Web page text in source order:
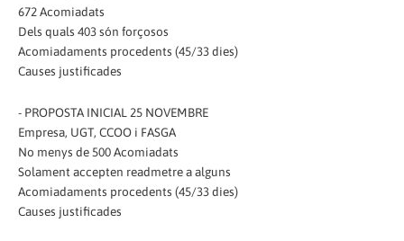
672 Acomiadats
Dels quals 403 són forçosos
Acomiadaments procedents (45/33 dies)
Causes justificades
- PROPOSTA INICIAL 25 NOVEMBRE
Empresa, UGT, CCOO i FASGA
No menys de 500 Acomiadats
Solament accepten readmetre a alguns
Acomiadaments procedents (45/33 dies)
Causes justificades